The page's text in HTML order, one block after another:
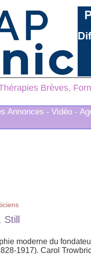
Brèves,
Annonces - Vidéo -
moderne du
1917). Carol